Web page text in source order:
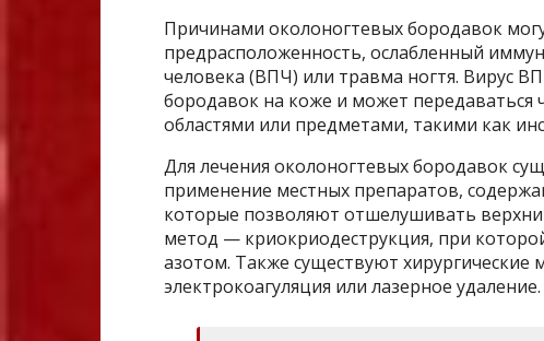
Причинами околоногтевых бородавок
предрасположенность, ослабленный
человека (ВПЧ) или травма ногтя. Вирус
бородавок на коже и может
областями или предметами, такими как
Для лечения околоногтевых бородавок
применение местных препаратов,
которые позволяют отшелушивать
метод — криокриодеструкция, при
азотом. Также существуют хирургические
электрокоагуляция или лазерное удаление.